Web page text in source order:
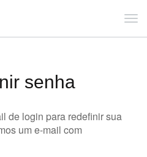
senha
de login para redefinir sua
um e-mail com